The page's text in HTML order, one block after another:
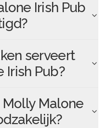
Irish Pub
serveert
Irish Pub?
Molly Malone